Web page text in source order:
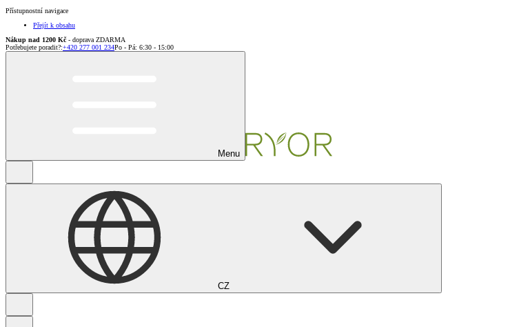
Přístupnostní navigace
Přejít k obsahu
Nákup nad 1200 Kč - doprava ZDARMA
Potřebujete poradit?:+420 277 001 234Po - Pá: 6:30 - 15:00
Menu
CZ